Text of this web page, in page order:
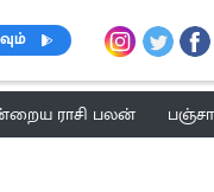
ராசி பலன்